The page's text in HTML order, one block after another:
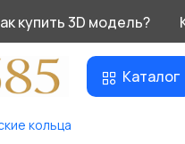
купить 3D модель?
Каталог
кольца